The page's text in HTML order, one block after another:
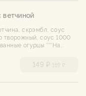
ветчиной
скрэмбл, соус
творожный, соус 1000
огурцы ***На
149 ₽ 189 ₽